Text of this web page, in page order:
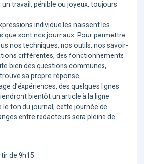
un travail, pénible ou joyeux, toujours
individuelles naissent les
que sont nos journaux. Pour permettre
nos techniques, nos outils, nos savoir-
différentes, des fonctionnements
bien des questions communes,
sa propre réponse.
d’éxpériences, des quelques lignes
bientôt un article à la ligne
le ton du journal, cette journée de
entre rédacteurs sera pleine de
de 9h15